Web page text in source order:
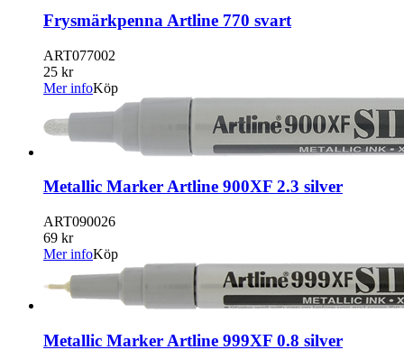
Frysmärkpenna Artline 770 svart
ART077002
25 kr
Mer infoKöp
Metallic Marker Artline 900XF 2.3 silver
ART090026
69 kr
Mer infoKöp
Metallic Marker Artline 999XF 0.8 silver